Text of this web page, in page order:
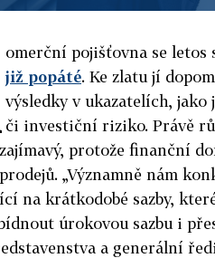
omerční pojišťovna se letos
již popáté. Ke zlatu jí
výsledky v ukazatelích,
či investiční riziko. Právě
protože finanční
„Významně nám
na krátkodobé sazby,
úrokovou sazbu i
a generální